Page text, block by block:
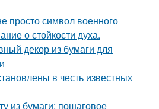
просто символ военного
о стойкости духа.
декор из бумаги для
в честь известных
из бумаги: пошаговое